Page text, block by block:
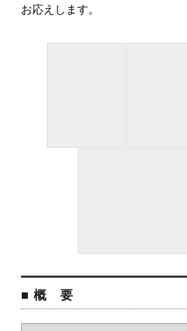
お応えします。
■ 概 要